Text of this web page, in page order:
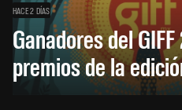
HACE 2 DÍAS
Ganadores del
premios de la